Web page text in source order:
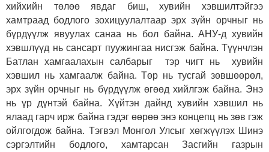
хийхийн төлөө явдаг биш, хувийн хэвшилтэйгээ
хамтраад бодлого зохицуулалтаар эрх зүйн орчныг нь
бүрдүүлж явуулах санаа нь бол байна. АНУ-д хувийн
хэвшлүүд нь сансарт пуужингаа нисгэж байна. Түүнчлэн
Батлан хамгаалахын салбарыг тэр чигт нь хувийн
хэвшил нь хамгаалж байна. Төр нь тусгай зөвшөөрөл,
эрх зүйн орчныг нь бүрдүүлж өгөөд хийлгэж байна. Энэ
нь үр дүнтэй байна. Хүйтэн дайнд хувийн хэвшил нь
ялаад гарч ирж байна гэдэг өөрөө энэ концепц нь зөв гэж
ойлгогдож байна. Тэгвэл Монгол Улсыг хөгжүүлэх Шинэ
сэргэлтийн бодлого, хамтарсан Засгийн газрын